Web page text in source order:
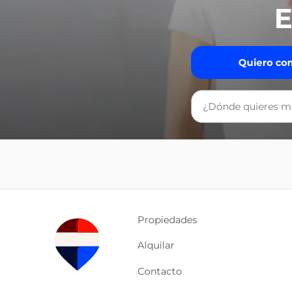
Quiero
Propiedades
Alquilar
Contacto